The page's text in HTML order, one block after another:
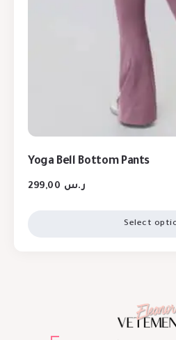
Yoga Bell Bottom Pants
ر.س
Select